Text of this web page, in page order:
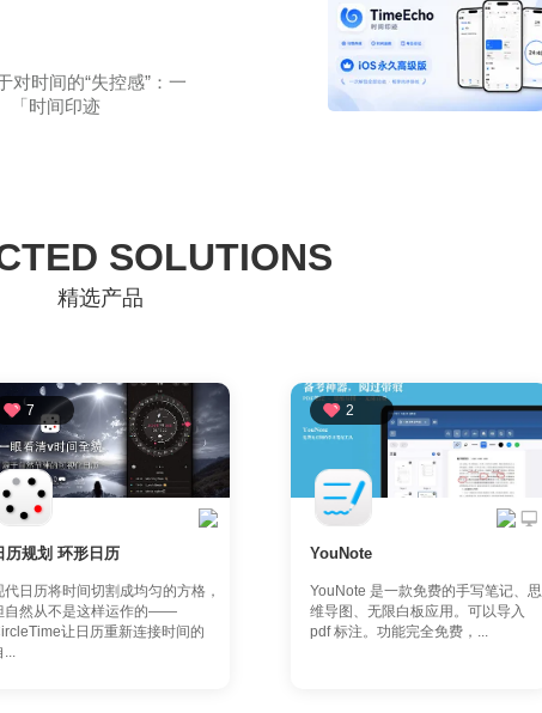
对时间的“失控感”：一
「时间印迹
SOLUTIONS
精选产品
7
历规划 环形日历
代日历将时间切割成均匀的方格，
自然从不是这样运作的——
让日历重新连接时间的
2
YouNote
YouNote 是一款免费的手写笔记、思
维导图、无限白板应用。可以导入
pdf 标注。功能完全免费，...